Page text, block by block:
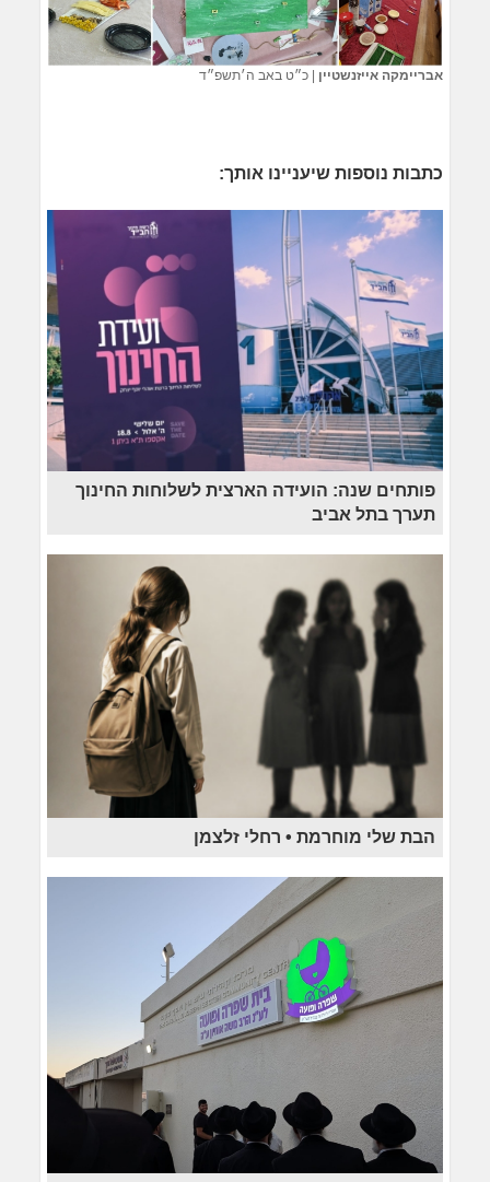
אבריימקה אייזנשטיין |כ״ט באב ה׳תשפ״ד
כתבות נוספות שיעניינו אותך:
פותחים שנה: הועידה הארצית לשלוחות החינוך
תערך בתל אביב
הבת שלי מוחרמת • רחלי זלצמן